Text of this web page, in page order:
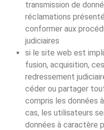
transmission de
réclamations
conformer aux
judiciaires
si le site web est
fusion, acquisition,
redressement
céder ou partager
compris les données
cas, les utilisateurs
données à caractère